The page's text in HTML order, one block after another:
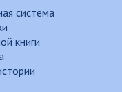
система
книги